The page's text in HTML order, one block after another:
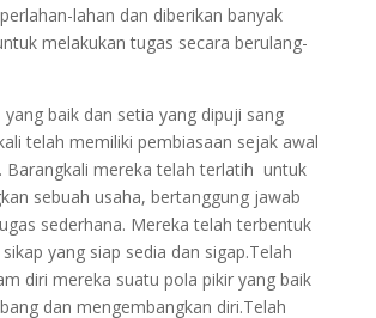
lahan dan diberikan banyak
melakukan tugas secara berulang-
yang baik dan setia yang dipuji sang
telah memiliki pembiasaan sejak awal
Barangkali mereka telah terlatih untuk
sebuah usaha, bertanggung jawab
sederhana. Mereka telah terbentuk
yang siap sedia dan sigap.Telah
diri mereka suatu pola pikir yang baik
dan mengembangkan diri.Telah